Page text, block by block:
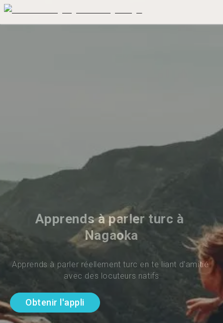
Apprends à parler turc à
Nagaoka
Apprends à parler réellement turc en te liant d'amitié
avec des locuteurs natifs
Obtenir l'appli